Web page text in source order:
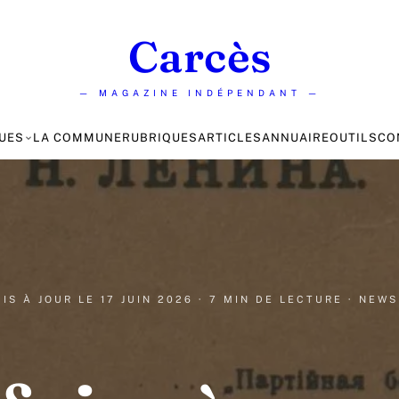
Carcès
— MAGAZINE INDÉPENDANT —
LA COMMUNERUBRIQUESARTICLESANNUAIREOUTILS
À JOUR LE 17 JUIN 2026 · 7 MIN DE LECTURE · NEWS